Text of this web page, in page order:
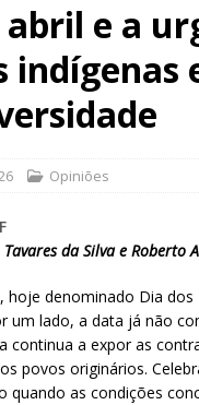
abril e a
Opiniões
Tavares da Silva e Roberto
hoje denominado Dia
um lado, a data já não
continua a expor as
povos originários.
quando as condições